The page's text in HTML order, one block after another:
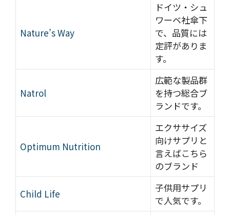
Nature’s Way
ドイツ・シュ
ワーベ社傘下
で、品質には
定評がありま
す。
Natrol
広範な製品群
を持つ総合ブ
ランドです。
Optimum Nutrition
エクササイズ
向けサプリと
言えばこちら
のブランド
Child Life
子供用サプリ
で人気です。